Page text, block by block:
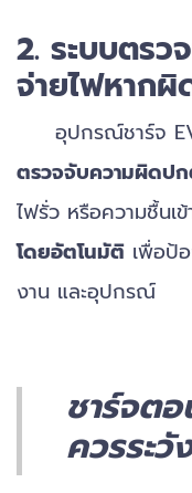
2. ระบบตร
จ่ายไฟหาก
อุปกรณ์ชาร์จ EV
ตรวจจับความผิดป
ไฟรั่ว หรือความชื้นเ
โดยอัตโนมัติ เพื่อป้
งาน และอุปกรณ์
ชาร์จต
ควรระวั